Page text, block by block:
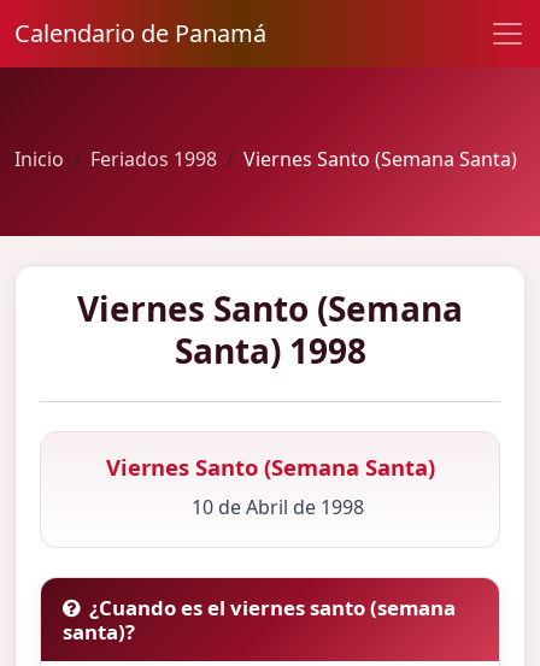
Calendario de Panamá
Inicio Feriados 1998 Viernes Santo (Semana Santa)
Viernes Santo (Semana
Santa) 1998
Viernes Santo (Semana Santa)
10 de Abril de 1998
¿Cuando es el viernes santo (semana
santa)?